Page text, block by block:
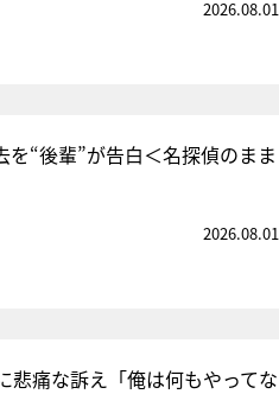
2026.08.01
を“後輩”が告白＜名探偵のまま
2026.08.01
痛な訴え「俺は何もやってな